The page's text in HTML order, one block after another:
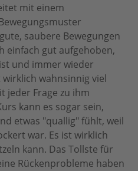
mit einem
saubere Bewegungen
einfach gut aufgehoben,
und immer wieder
wahnsinnig viel
jeder Frage zu ihm
kann es sogar sein,
etwas "quallig" fühlt, weil
war. Es ist wirklich
kann. Das Tollste für
Rückenprobleme haben